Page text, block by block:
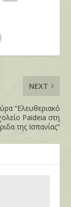
NEXT
“Ελευθεριακό
Paideia στη
της Ισπανίας”